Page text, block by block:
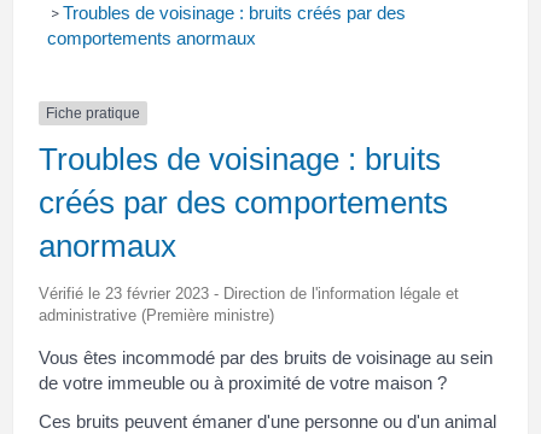
>Troubles de voisinage : bruits créés par des
comportements anormaux
Fiche pratique
Troubles de voisinage : bruits
créés par des comportements
anormaux
Vérifié le 23 février 2023 - Direction de l'information légale et
administrative (Première ministre)
Vous êtes incommodé par des bruits de voisinage au sein
de votre immeuble ou à proximité de votre maison ?
Ces bruits peuvent émaner d'une personne ou d'un animal